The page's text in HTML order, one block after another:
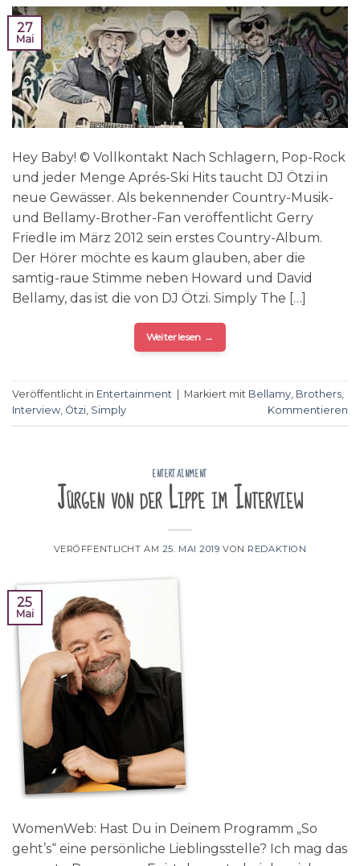
27
Mai
Hey Baby! © Vollkontakt Nach Schlagern, Pop-Rock
und jeder Menge Aprés-Ski Hits taucht DJ Ötzi in
neue Gewässer. Als bekennender Country-Musik-
und Bellamy-Brother-Fan veröffentlicht Gerry
Friedle im März 2012 sein erstes Country-Album.
Der Hörer möchte es kaum glauben, aber die
samtig-raue Stimme neben Howard und David
Bellamy, das ist die von DJ Ötzi. Simply The […]
Weiterlesen →
Veröffentlicht in Entertainment Markiert mit Bellamy Brothers
Interview Ötzi Simply Kommentieren
ENTERTAINMENT
Jürgen von der Lippe im Interview
VERÖFFENTLICHT AM 25. MAI 2019 VON REDAKTION
25
Mai
WomenWeb: Hast Du in Deinem Programm „So
geht’s“ eine persönliche Lieblingsstelle? Ich mag das